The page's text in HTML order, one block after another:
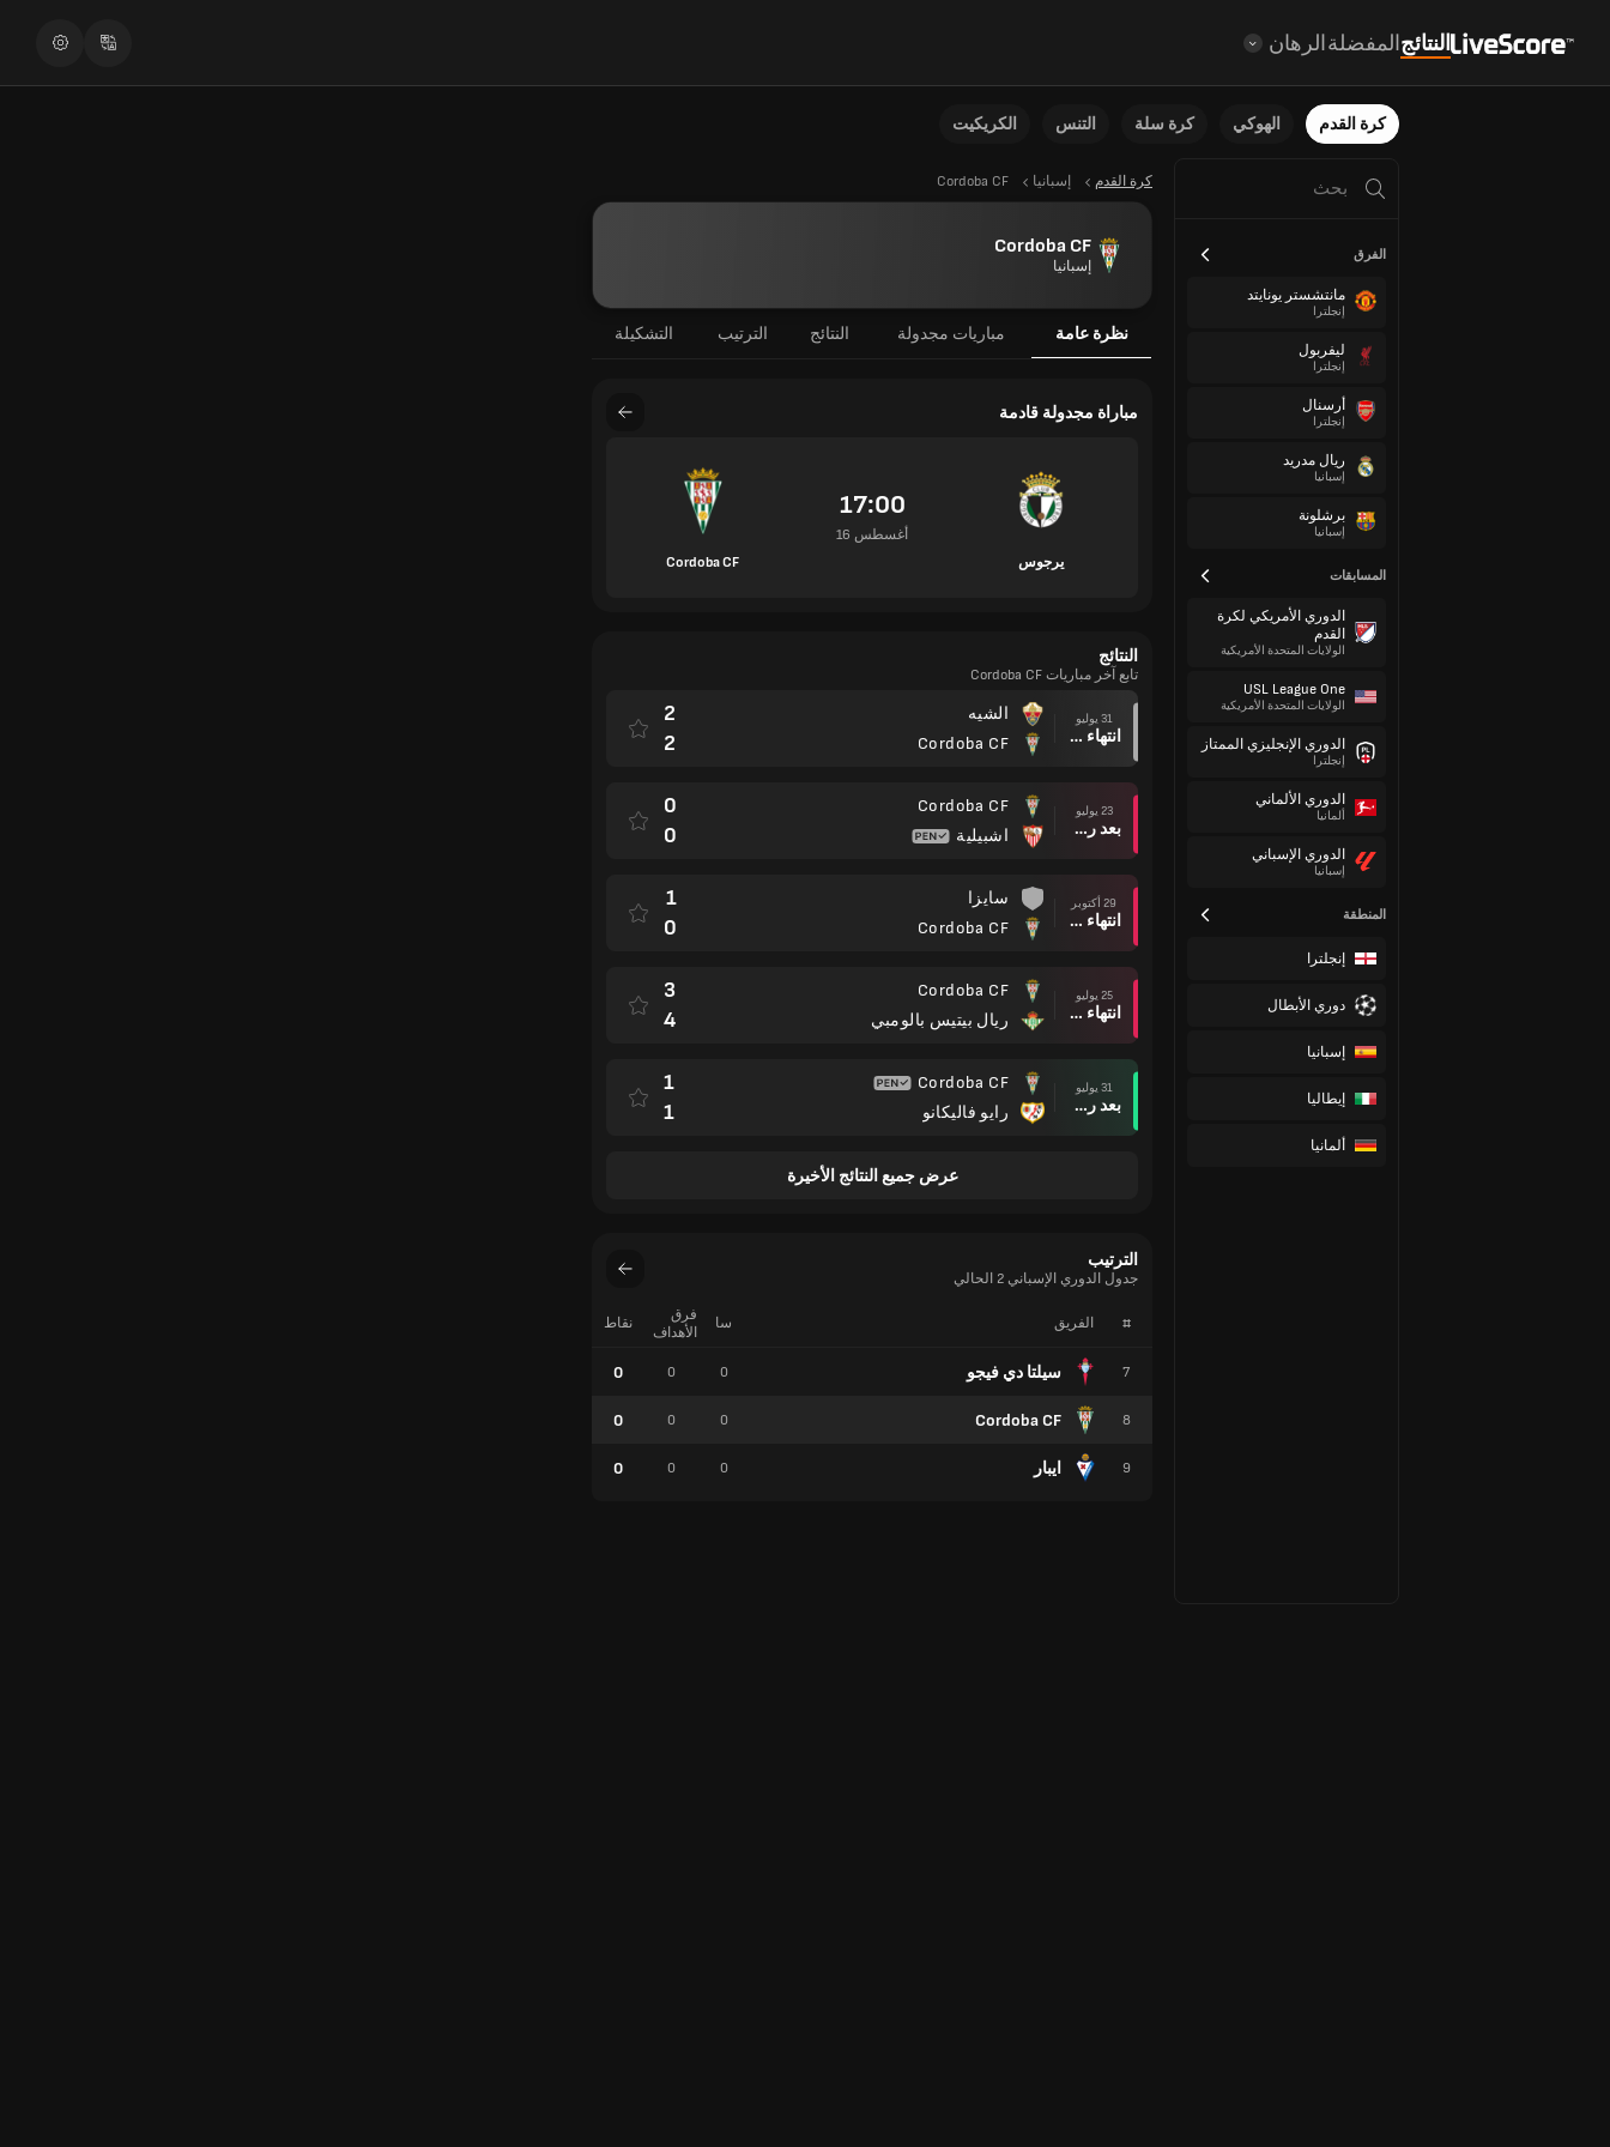
النتائجالمفضلةالرهان
كرة القدم الهوكي كرة سلة التنس الكريكيت
الفرق
مانتشستر يونايتد
إنجلترا
ليفربول
إنجلترا
أرسنال
إنجلترا
ريال مدريد
إسبانيا
برشلونة
إسبانيا
المسابقات
الدوري الأمريكي لكرة
القدم
الولايات المتحدة الأمريكية
USL League One
الولايات المتحدة الأمريكية
الدوري الإنجليزي الممتاز
إنجلترا
الدوري الألماني
ألمانيا
الدوري الإسباني
إسبانيا
المنطقة
إنجلترا
دوري الأبطال
إسبانيا
إيطاليا
ألمانيا
كرة القدم إسبانيا Cordoba CF
Cordoba CF
إسبانيا
نظرة عامة مباريات مجدولة النتائج الترتيب التشكيلة
مباراة مجدولة قادمة
يرجوس
17:00
16 أغسطس
Cordoba CF
النتائج
تابع آخر مباريات Cordoba CF
31 يوليو
انتهاء وقت المباراة
الشيه
Cordoba CF
2
2
23 يوليو
بعد ركلات الترجيح
Cordoba CF
اشبيلية
0
0
29 أكتوبر
انتهاء وقت المباراة
سايزا
Cordoba CF
1
0
25 يوليو
انتهاء وقت المباراة
Cordoba CF
ريال بيتيس بالومبي
3
4
31 يوليو
بعد ركلات الترجيح
Cordoba CF
رايو فاليكانو
1
1
عرض جميع النتائج الأخيرة
الترتيب
جدول الدوري الإسباني 2 الحالي
# الفريق
7 سيلتا دي فيجو
8
Cordoba CF
9 ايبار
سا
فرق
الأهداف
نقاط
0
0
0
0
0
0
0
0
0